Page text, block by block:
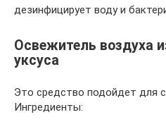
дезинфицирует воду и
Освежитель воздуха
уксуса
Это средство подойдет для
Ингредиенты: